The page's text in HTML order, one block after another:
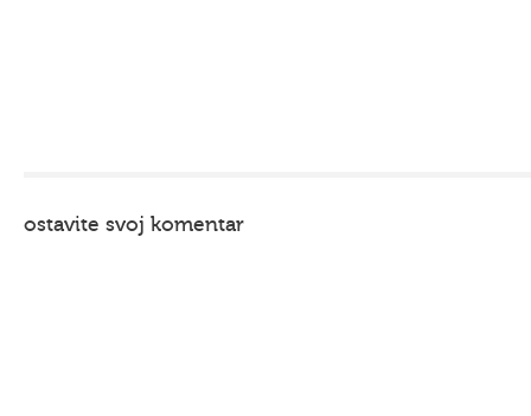
ostavite svoj komentar